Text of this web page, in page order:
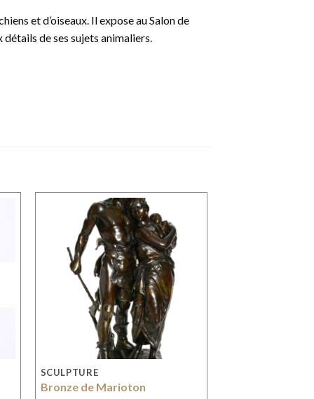
et d’oiseaux. Il expose au Salon de
de ses sujets animaliers.
SCULPTURE
Bronze de Marioton